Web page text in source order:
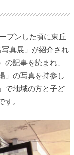
プンした頃に東丘
真展」が紹介され
記事を読まれ、
」の写真を持参し
で地域の方と子ど
。